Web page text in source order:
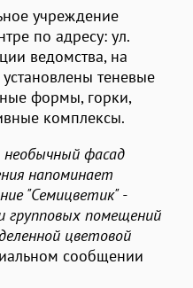
учреждение
по адресу: ул.
ведомства, на
теневые
формы, горки,
комплексы.
фасад
напоминает
"Семицветик" -
групповых помещений
цветовой
сообщении